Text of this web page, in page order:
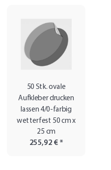
50 Stk. ovale
Aufkleber drucken
lassen 4/0-farbig
wetterfest 50 cm x
25 cm
255,92 € *